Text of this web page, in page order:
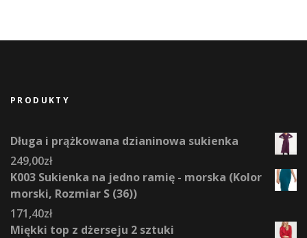
PRODUKTY
Długa i prążkowana dzianinowa sukienka
249,00zł
K003 Sukienka na jedno ramię - morska (Kolor
morski, Rozmiar S (36))
171,40zł
Miękki top z dżerseju 2 sztuki